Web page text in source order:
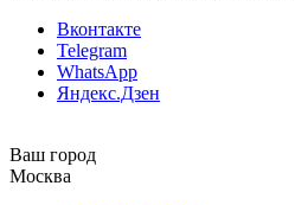
Вконтакте
Telegram
WhatsApp
Яндекс.Дзен
Ваш город
Москва